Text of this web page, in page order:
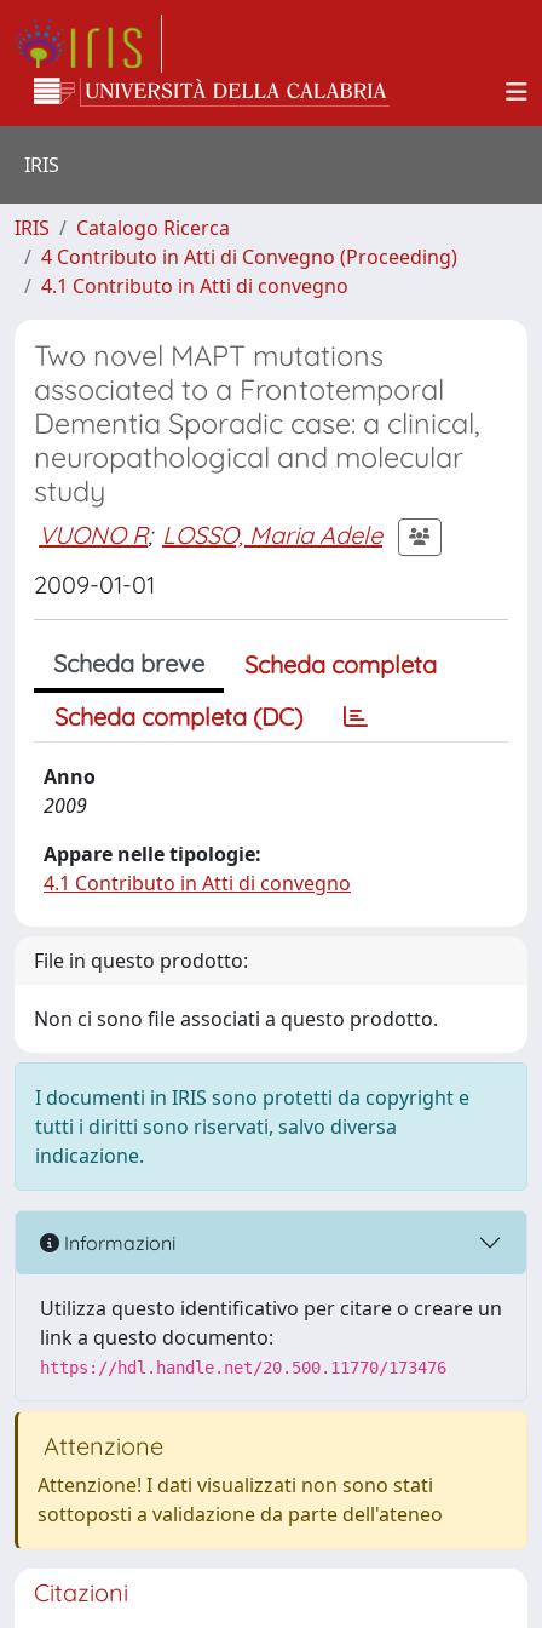
IRIS
IRIS
Catalogo Ricerca
4 Contributo in Atti di Convegno (Proceeding)
4.1 Contributo in Atti di convegno
Two novel MAPT mutations
associated to a Frontotemporal
Dementia Sporadic case: a clinical,
neuropathological and molecular
study
VUONO R; LOSSO, Maria Adele
2009-01-01
Scheda breve
Scheda completa
Scheda completa (DC)
Anno
2009
Appare nelle tipologie:
4.1 Contributo in Atti di convegno
File in questo prodotto:
Non ci sono file associati a questo prodotto.
I documenti in IRIS sono protetti da copyright e
tutti i diritti sono riservati, salvo diversa
indicazione.
Informazioni
Utilizza questo identificativo per citare o creare un
link a questo documento:
https://hdl.handle.net/20.500.11770/173476
Attenzione
Attenzione! I dati visualizzati non sono stati
sottoposti a validazione da parte dell'ateneo
Citazioni